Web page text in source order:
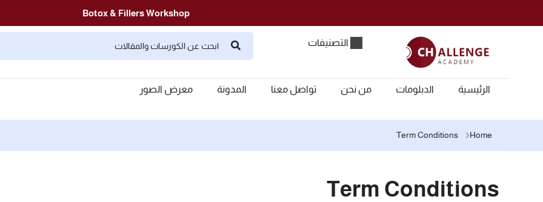
Botox & Fillers Workshop
التصنيفات
الرئيسية الدبلومات من نحن تواصل معنا المدونة معرض الصور
Home
Term Conditions
Term Conditions